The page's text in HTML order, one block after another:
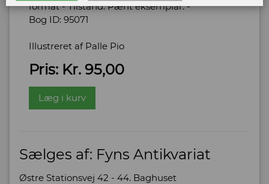
format - Tilstand: Pænt eksemplar. -
Bog ID: 95071
Illustreret af Palle Pio
Pris: Kr. 95,00
Læg i kurv
Sælges af: Fyns Antikvariat
Østre Stationsvej 42 - 44. Baghuset